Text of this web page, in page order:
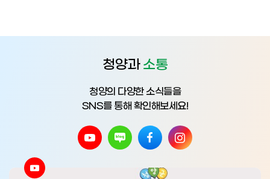
청양과소통
청양의 다양한 소식들을
SNS를 통해 확인해보세요!